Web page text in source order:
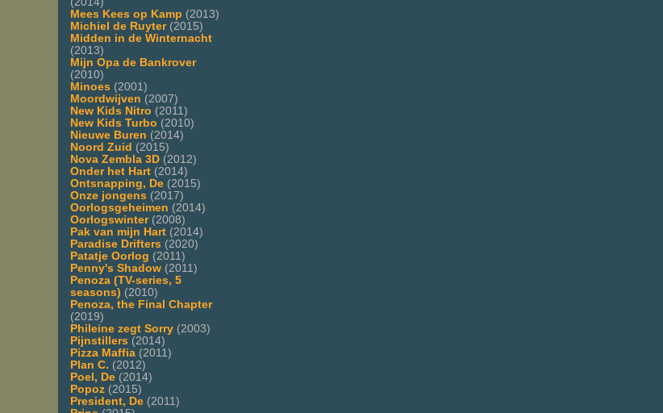
Mees Kees op Kamp (2013)
Michiel de Ruyter(2015)
Midden in de Winternacht
(2013)
Mijn Opa de Bankrover
(2010)
Minoes (2001)
Moordwijven (2007)
New Kids Nitro (2011)
New Kids Turbo (2010)
Nieuwe Buren (2014)
Noord Zuid (2015)
Nova Zembla 3D (2012)
Onder het Hart (2014)
Ontsnapping, De (2015)
Onze jongens (2017)
Oorlogsgeheimen (2014)
Oorlogswinter(2008)
Pak van mijn Hart (2014)
Paradise Drifters (2020)
Patatje Oorlog (2011)
Penny's Shadow (2011)
Penoza (TV-series, 5
seasons) (2010)
Penoza, the Final Chapter
(2019)
Phileine zegt Sorry (2003)
Pijnstillers (2014)
Pizza Maffia (2011)
Plan C. (2012)
Poel, De (2014)
Popoz (2015)
President, De (2011)